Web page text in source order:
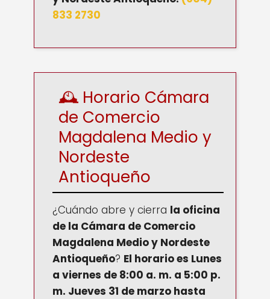
833 2730
🕰️ Horario Cámara
de Comercio
Magdalena Medio y
Nordeste
Antioqueño
¿Cuándo abre y cierra la oficina
de la Cámara de Comercio
Magdalena Medio y Nordeste
Antioqueño? El horario es Lunes
a viernes de 8:00 a. m. a 5:00 p.
m. Jueves 31 de marzo hasta